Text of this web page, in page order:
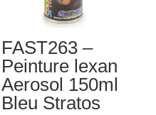
FAST263 –
Peinture lexan
Aerosol 150ml
Bleu Stratos